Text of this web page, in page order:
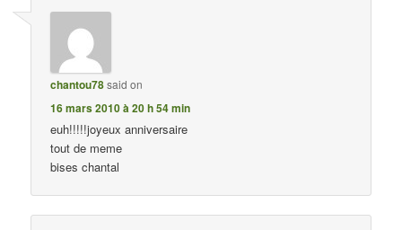
chantou78said on
16 mars 2010 à 20 h 54 min
euh!!!!!joyeux anniversaire
tout de meme
bises chantal